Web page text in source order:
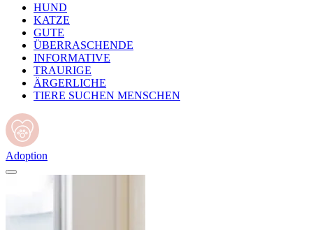
HUND
KATZE
GUTE
ÜBERRASCHENDE
INFORMATIVE
TRAURIGE
ÄRGERLICHE
TIERE SUCHEN MENSCHEN
Adoption